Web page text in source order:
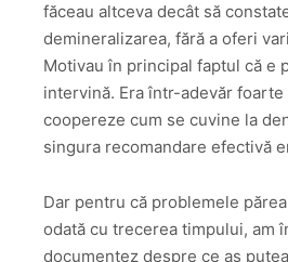
făceau altceva decât să
demineralizarea, fără a oferi
Motivau în principal faptul că e
intervină. Era într-adevăr foarte
coopereze cum se cuvine la
singura recomandare efectivă
Dar pentru că problemele
odată cu trecerea timpului, am
documentez despre ce aș